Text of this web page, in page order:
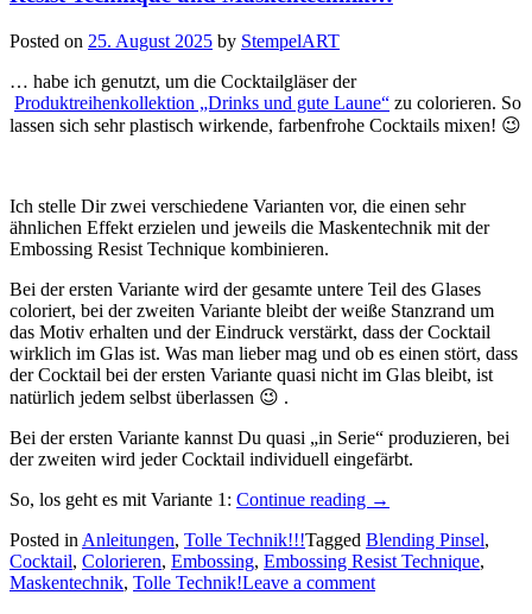
und
Stempelblock…“
Posted on 25. August 2025 by StempelART
… habe ich genutzt, um die Cocktailgläser der
Produktreihenkollektion „Drinks und gute Laune“ zu colorieren. So
lassen sich sehr plastisch wirkende, farbenfrohe Cocktails mixen! 😉
Ich stelle Dir zwei verschiedene Varianten vor, die einen sehr
ähnlichen Effekt erzielen und jeweils die Maskentechnik mit der
Embossing Resist Technique kombinieren.
Bei der ersten Variante wird der gesamte untere Teil des Glases
coloriert, bei der zweiten Variante bleibt der weiße Stanzrand um
das Motiv erhalten und der Eindruck verstärkt, dass der Cocktail
wirklich im Glas ist. Was man lieber mag und ob es einen stört, dass
der Cocktail bei der ersten Variante quasi nicht im Glas bleibt, ist
natürlich jedem selbst überlassen 😉 .
Bei der ersten Variante kannst Du quasi „in Serie“ produzieren, bei
der zweiten wird jeder Cocktail individuell eingefärbt.
So, los geht es mit Variante 1: Continue reading „Tolle
–
eine
Kombination
→
Posted in Anleitungen, Tolle Technik!!!Tagged Blending Pinsel,
Cocktail, Colorieren, Embossing, Embossing Resist Technique,
Maskentechnik, Tolle Technik!Leave a comment